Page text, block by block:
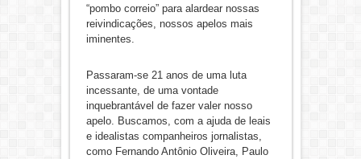
“pombo correio” para alardear nossas
reivindicações, nossos apelos mais
iminentes.
Passaram-se 21 anos de uma luta
incessante, de uma vontade
inquebrantável de fazer valer nosso
apelo. Buscamos, com a ajuda de leais
e idealistas companheiros jornalistas,
como Fernando Antônio Oliveira, Paulo